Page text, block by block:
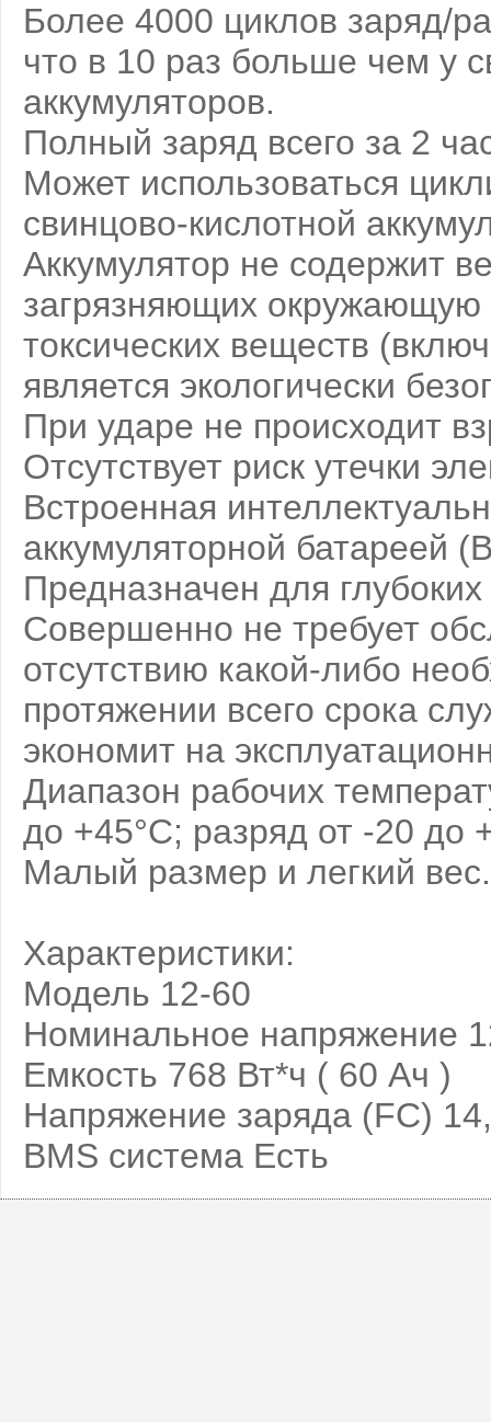
Более 4000 циклов заряд/
что в 10 раз больше чем у
аккумуляторов.
Полный заряд всего за 2
Может использоваться
свинцово-кислотной
Аккумулятор не содержит
загрязняющих окружающую
токсических веществ
является экологически
При ударе не происходит
Отсутствует риск утечки
Встроенная
аккумуляторной батареей
Предназначен для
Совершенно не требует
отсутствию какой-либо
протяжении всего срока
экономит на
Диапазон рабочих
до +45°С; разряд от -20 до
Малый размер и легкий вес.
Характеристики:
Модель 12-60
Номинальное напряжение
Емкость 768 Вт*ч ( 60 Ач )
Напряжение заряда (FC)
BMS система Есть